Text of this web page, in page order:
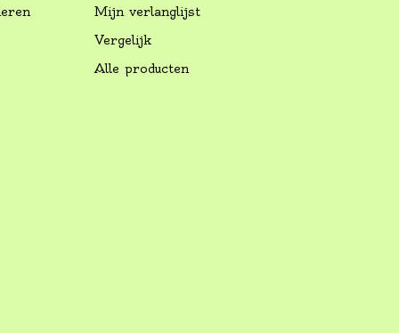
Mijn verlanglijst
Vergelijk
Alle producten